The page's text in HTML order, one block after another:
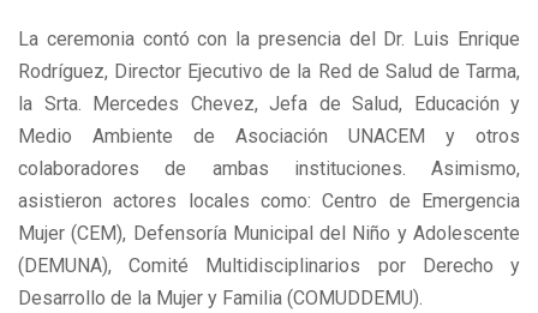
La ceremonia contó con la presencia del Dr. Luis Enrique
Rodríguez, Director Ejecutivo de la Red de Salud de Tarma,
la Srta. Mercedes Chevez, Jefa de Salud, Educación y
Medio Ambiente de Asociación UNACEM y otros
colaboradores de ambas instituciones. Asimismo,
asistieron actores locales como: Centro de Emergencia
Mujer (CEM), Defensoría Municipal del Niño y Adolescente
(DEMUNA), Comité Multidisciplinarios por Derecho y
Desarrollo de la Mujer y Familia (COMUDDEMU).